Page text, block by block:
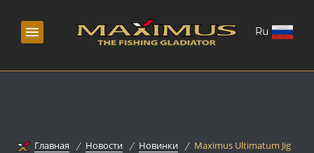
Ru
Главная Новости Новинки Maximus Ultimatum Jig